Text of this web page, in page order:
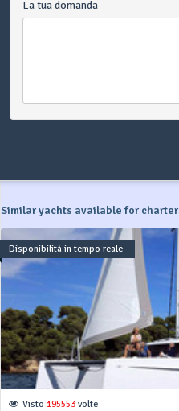
La tua domanda
Similar yachts available for charter
Disponibilità in tempo reale
Visto 195553 volte